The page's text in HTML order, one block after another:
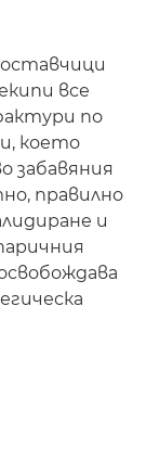
все
по
което
забавяния
правилно
и